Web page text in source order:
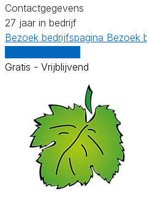
Contactgegevens
27 jaar in bedrijf
Bezoek bedrijfspagina Bezoek
Gratis - Vrijblijvend